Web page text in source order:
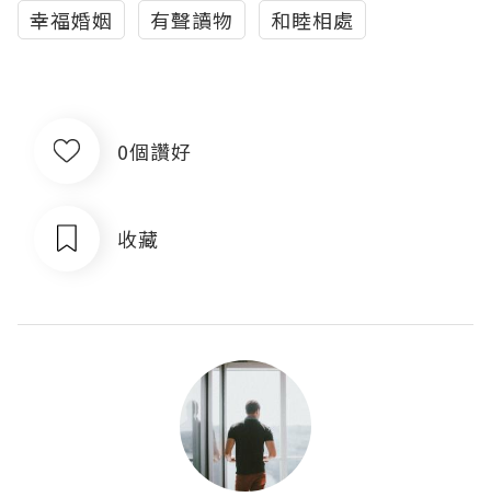
幸福婚姻 有聲讀物 和睦相處
0個讚好
收藏